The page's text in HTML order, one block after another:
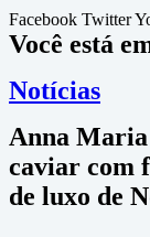
Facebook Twitter
Você está
Notícias
Anna
caviar com
de luxo de